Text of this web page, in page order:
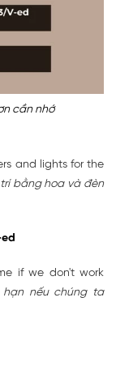
cần nhớ
and lights for the
bằng hoa và đèn
if we don't work
nếu chúng ta